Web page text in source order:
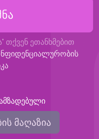
თქვენ ეთანხმებით
მაღაზია